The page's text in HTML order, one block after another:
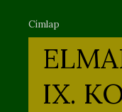
Jelenlegi hely
Címlap
IX.